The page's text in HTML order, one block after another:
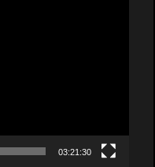
03:21:30